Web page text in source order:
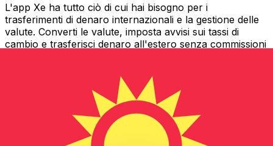
L'app Xe ha tutto ciò di cui hai bisogno per i
trasferimenti di denaro internazionali e la gestione delle
valute. Converti le valute, imposta avvisi sui tassi di
cambio e trasferisci denaro all'estero senza commissioni